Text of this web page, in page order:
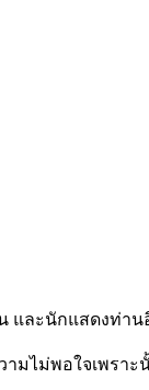
และนักแสดงท่า
มไม่พอใจเพรา